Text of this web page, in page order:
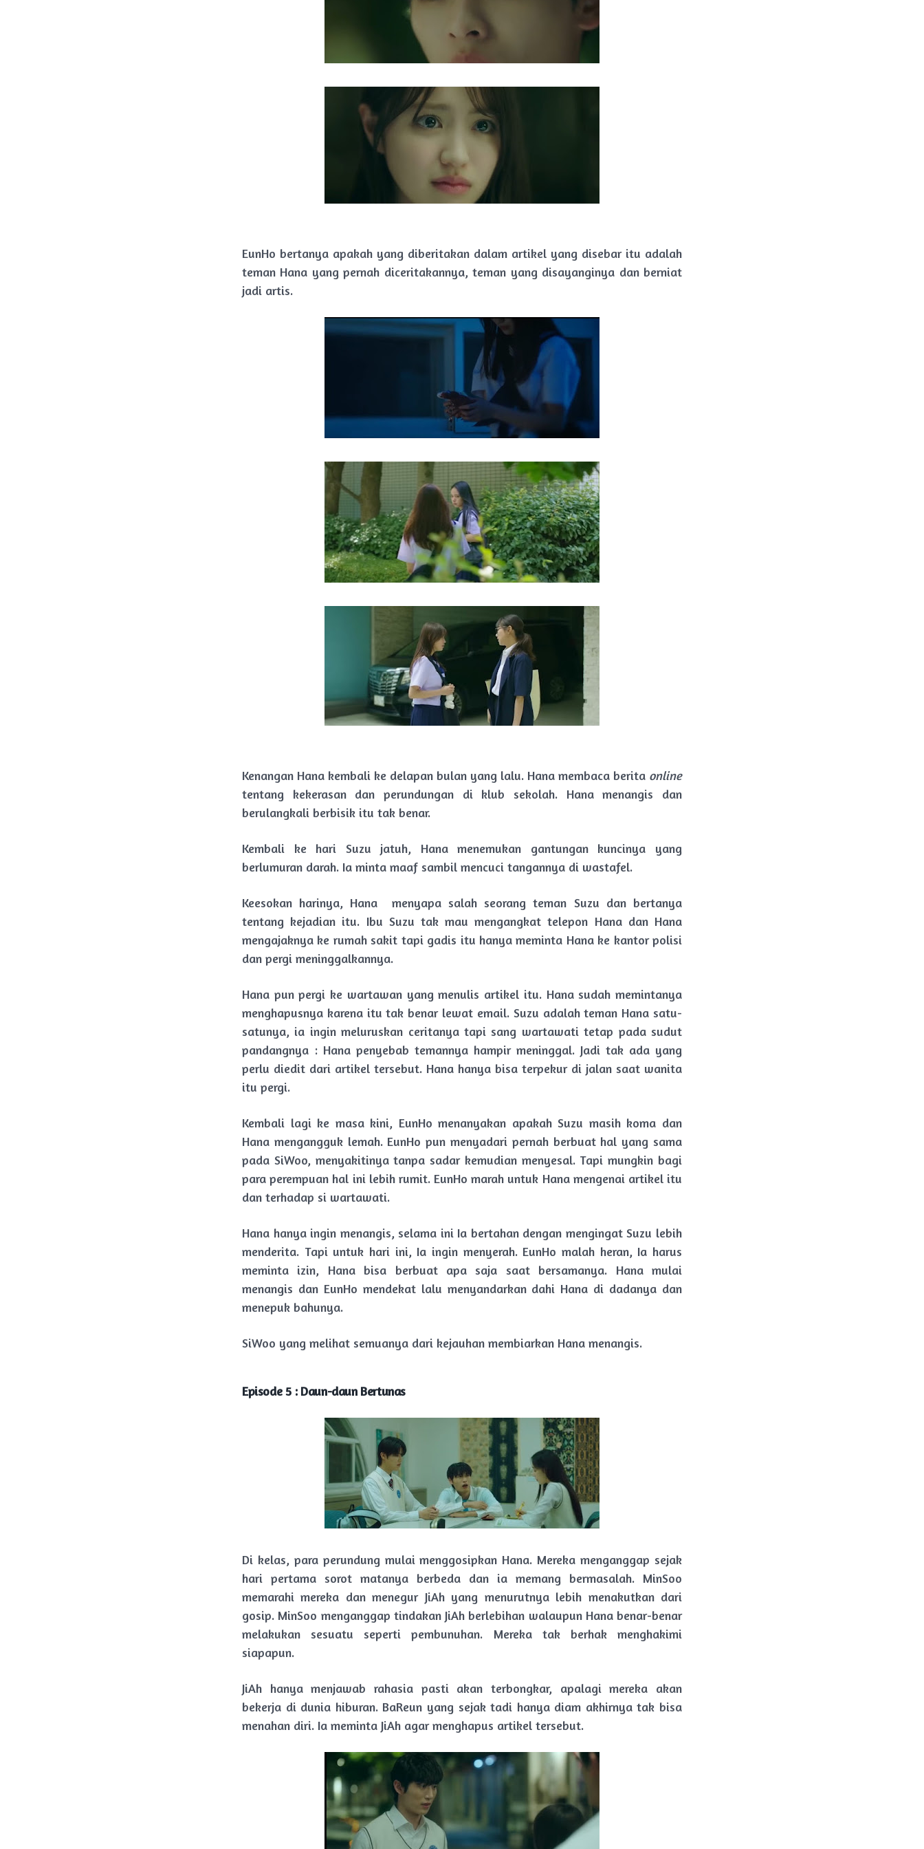
EunHo bertanya apakah yang diberitakan dalam artikel yang disebar itu adalah
teman Hana yang pernah diceritakannya, teman yang disayanginya dan berniat
jadi artis.
Kenangan Hana kembali ke delapan bulan yang lalu. Hana membaca berita online
tentang kekerasan dan perundungan di klub sekolah. Hana menangis dan
berulangkali berbisik itu tak benar.
Kembali ke hari Suzu jatuh, Hana menemukan gantungan kuncinya yang
berlumuran darah. Ia minta maaf sambil mencuci tangannya di wastafel.
Keesokan harinya, Hana menyapa salah seorang teman Suzu dan bertanya
tentang kejadian itu. Ibu Suzu tak mau mengangkat telepon Hana dan Hana
mengajaknya ke rumah sakit tapi gadis itu hanya meminta Hana ke kantor polisi
dan pergi meninggalkannya.
Hana pun pergi ke wartawan yang menulis artikel itu. Hana sudah memintanya
menghapusnya karena itu tak benar lewat email. Suzu adalah teman Hana satu-
satunya, ia ingin meluruskan ceritanya tapi sang wartawati tetap pada sudut
pandangnya : Hana penyebab temannya hampir meninggal. Jadi tak ada yang
perlu diedit dari artikel tersebut. Hana hanya bisa terpekur di jalan saat wanita
itu pergi.
Kembali lagi ke masa kini, EunHo menanyakan apakah Suzu masih koma dan
Hana mengangguk lemah. EunHo pun menyadari pernah berbuat hal yang sama
pada SiWoo, menyakitinya tanpa sadar kemudian menyesal. Tapi mungkin bagi
para perempuan hal ini lebih rumit. EunHo marah untuk Hana mengenai artikel itu
dan terhadap si wartawati.
Hana hanya ingin menangis, selama ini Ia bertahan dengan mengingat Suzu lebih
menderita. Tapi untuk hari ini, Ia ingin menyerah. EunHo malah heran, Ia harus
meminta izin, Hana bisa berbuat apa saja saat bersamanya. Hana mulai
menangis dan EunHo mendekat lalu menyandarkan dahi Hana di dadanya dan
menepuk bahunya.
SiWoo yang melihat semuanya dari kejauhan membiarkan Hana menangis.
Episode 5 : Daun-daun Bertunas
Di kelas, para perundung mulai menggosipkan Hana. Mereka menganggap sejak
hari pertama sorot matanya berbeda dan ia memang bermasalah. MinSoo
memarahi mereka dan menegur JiAh yang menurutnya lebih menakutkan dari
gosip. MinSoo menganggap tindakan JiAh berlebihan walaupun Hana benar-benar
melakukan sesuatu seperti pembunuhan. Mereka tak berhak menghakimi
siapapun.
JiAh hanya menjawab rahasia pasti akan terbongkar, apalagi mereka akan
bekerja di dunia hiburan. BaReun yang sejak tadi hanya diam akhirnya tak bisa
menahan diri. Ia meminta JiAh agar menghapus artikel tersebut.